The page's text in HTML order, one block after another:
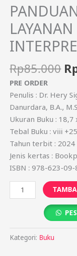
Rp85.000
PRE ORDER
Penulis : Dr. Hery
Danurdara, B.A.,
Ukuran Buku : 18,7
Tebal Buku : viii
Tahun terbit : 2024
Jenis kertas :
ISBN : 978-623-
Kategori: Buku